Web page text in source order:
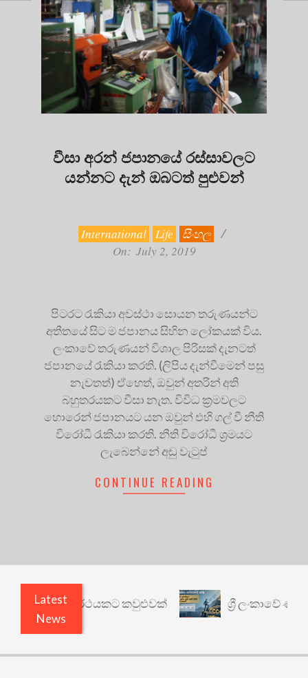
වීසා අරන් ජපානයේ රස්සාවලට
යන්නට දැන් ඔබටත් පුළුවන්
International Life
සිංහල
On: July 2, 2019
පිටරට රැකියා අවස්ථා සොයන තරුණයන්ට
අතීතයේ සිට ම ජපානය සිහින ලෝකයක් විය.
ලංකාවේ තරුණයන් විශාල පිරිසක් දැනටත්
ජපානයේ රැකියා කරති. (ලිපිය දැන්වීමෙන් පසු
නැවතත්) ඒහෙත්, ඔවුන් අතරින් අති
බහුතරයකට වීසා නැත. විවිධ ක්‍රමවලට
හොරෙන් ජපානයට යන ඔවුන් එහි ගල් වී නීති
විරෝධී රැකියා කරති. නීති විරෝධී ශ්‍රමයට
ලැබෙන්නේ අඩු වැටුප්
CONTINUE READING
Latest
News
වෙනත් යථාර්ථයකට කවුළුවක් ශ්‍රී ලංකාවේ ණය